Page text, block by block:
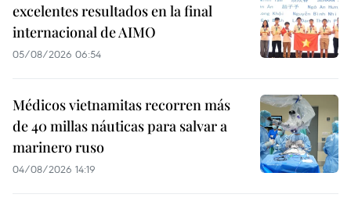
excelentes resultados en la final
internacional de AIMO
05/08/2026 06:54
Médicos vietnamitas recorren más
de 40 millas náuticas para salvar a
marinero ruso
04/08/2026 14:19